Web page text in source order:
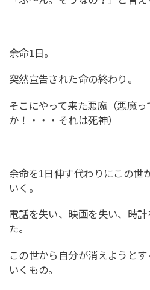
余命1日。
突然宣告された命の終わり。
そこにやって来た悪魔（悪魔っ
か！・・・それは死神）
余命を1日伸す代わりにこの世
いく。
電話を失い、映画を失い、時
た。
この世から自分が消えようと
いくもの。